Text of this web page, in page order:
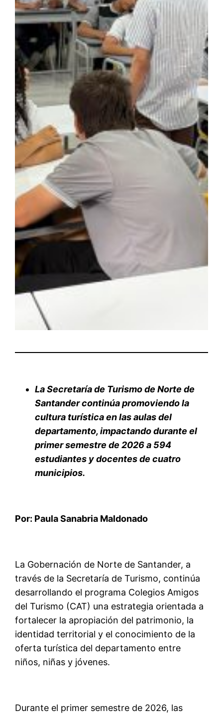
La Secretaría de Turismo de Norte de
Santander continúa promoviendo la
cultura turística en las aulas del
departamento, impactando durante el
primer semestre de 2026 a 594
estudiantes y docentes de cuatro
municipios.
Por: Paula Sanabria Maldonado
La Gobernación de Norte de Santander, a
través de la Secretaría de Turismo, continúa
desarrollando el programa Colegios Amigos
del Turismo (CAT) una estrategia orientada a
fortalecer la apropiación del patrimonio, la
identidad territorial y el conocimiento de la
oferta turística del departamento entre
niños, niñas y jóvenes.
Durante el primer semestre de 2026, las